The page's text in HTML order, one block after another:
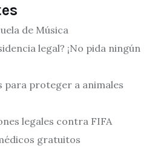
de Música
legal? ¡No pida ningún
para proteger a animales
legales contra FIFA
gratuitos